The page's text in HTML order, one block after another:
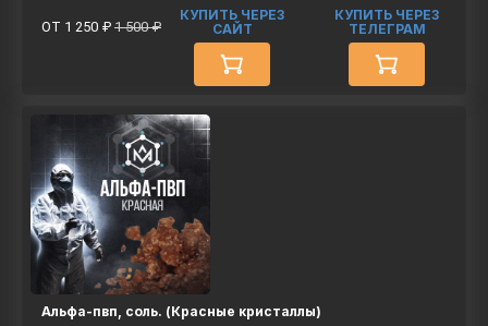
ОТ 1 250 ₽ 1 500 ₽
КУПИТЬ ЧЕРЕЗ
САЙТ
КУПИТЬ ЧЕРЕЗ
ТЕЛЕГРАМ
Альфа-пвп, соль. (Красные кристаллы)